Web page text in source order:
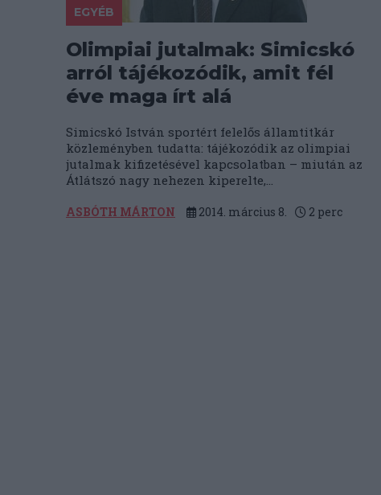
EGYÉB
Olimpiai jutalmak: Simicskó
arról tájékozódik, amit fél
éve maga írt alá
Simicskó István sportért felelős államtitkár
közleményben tudatta: tájékozódik az olimpiai
jutalmak kifizetésével kapcsolatban – miután az
Átlátszó nagy nehezen kiperelte,...
ASBÓTH MÁRTON 2014. március 8. 2 perc